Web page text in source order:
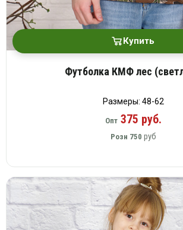
Купить
Футболка КМФ лес
Размеры: 48-62
Опт375 руб.
Розн 750 руб